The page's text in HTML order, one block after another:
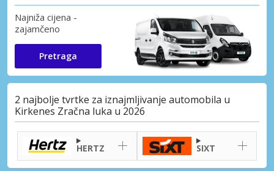
Najniža cijena -
zajamčeno
Pretraga
2 najbolje tvrtke za iznajmljivanje automobila u
Kirkenes Zračna luka u 2026
HERTZ SIXT